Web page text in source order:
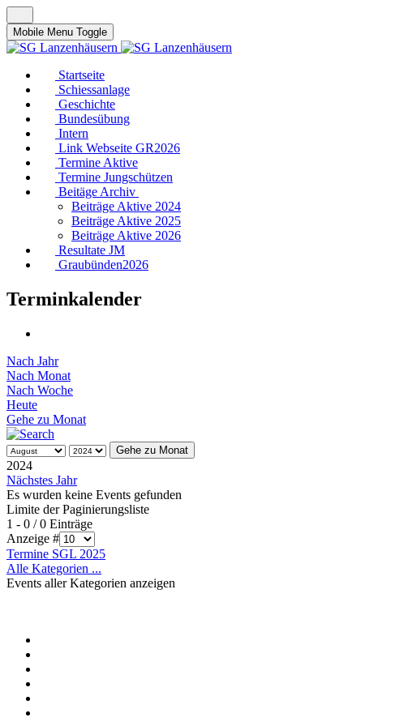
Mobile Menu Toggle
Startseite
Schiessanlage
Geschichte
Bundesübung
Intern
Link Webseite GR2026
Termine Aktive
Termine Jungschützen
Beitäge Archiv
Beiträge Aktive 2024
Beiträge Aktive 2025
Beiträge Aktive 2026
Resultate JM
Graubünden2026
Terminkalender
Nach Jahr
Nach Monat
Nach Woche
Heute
Gehe zu Monat
Gehe zu Monat
2024
Nächstes Jahr
Es wurden keine Events gefunden
Limite der Paginierungsliste
1 - 0 / 0 Einträge
Anzeige #
Termine SGL 2025
Alle Kategorien ...
Events aller Kategorien anzeigen